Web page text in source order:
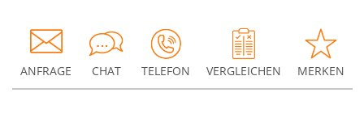
ANFRAGE CHAT TELEFON VERGLEICHEN MERKEN